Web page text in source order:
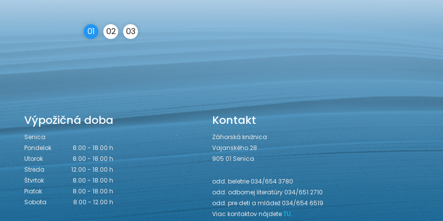
01 02 03
Výpožičná doba
Senica
Pondelok
8.00 - 18.00 h
Utorok
8.00 - 18.00 h
Streda
12.00 - 18.00 h
Štvrtok
8.00 - 18.00 h
Piatok
8.00 - 18.00 h
Sobota
8.00 - 12.00 h
Kontakt
Záhorská knižnica
Vajanského 28
905 01 Senica
odd. beletrie 034/654 3780
odd. odbornej literatúry 034/651 2710
odd. pre deti a mládež 034/654 6519
Viac kontaktov nájdeteTU.